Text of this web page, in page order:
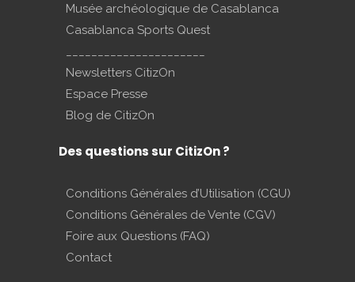
Musée archéologique de Casablanca
Casablanca Sports Quest
Newsletters CitizOn
Espace Presse
Blog de CitizOn
Des questions sur CitizOn ?
Conditions Générales d’Utilisation (CGU)
Conditions Générales de Vente (CGV)
Foire aux Questions (FAQ)
Contact